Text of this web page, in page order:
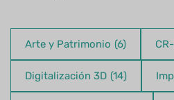
Arte y Patrimonio (6)
Digitalización 3D (14)